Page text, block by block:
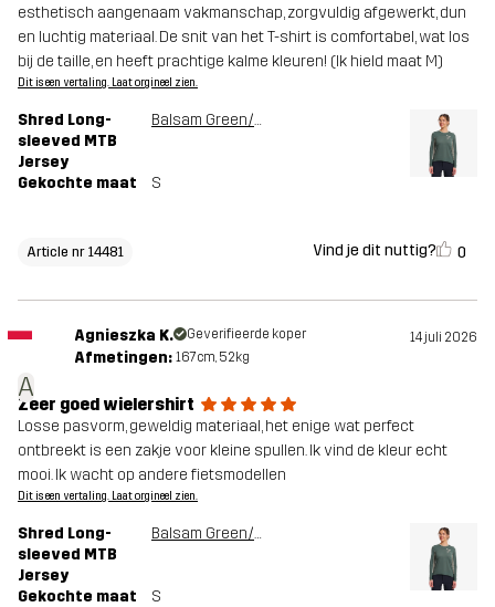
esthetisch aangenaam vakmanschap, zorgvuldig afgewerkt, dun
en luchtig materiaal. De snit van het T-shirt is comfortabel, wat los
bij de taille, en heeft prachtige kalme kleuren! (Ik hield maat M)
Dit is een vertaling. Laat orgineel zien.
Shred Long-
sleeved MTB
Jersey
Balsam Green/Shadow
Gekochte maat S
Article nr 14481 Vind je dit nuttig? 0
A
Agnieszka K. Geverifieerde koper 14 juli 2026
Afmetingen: 167cm, 52kg
Zeer goed wielershirt
Losse pasvorm, geweldig materiaal, het enige wat perfect
ontbreekt is een zakje voor kleine spullen. Ik vind de kleur echt
mooi. Ik wacht op andere fietsmodellen
Dit is een vertaling. Laat orgineel zien.
Shred Long-
sleeved MTB
Jersey
Balsam Green/Shadow
Gekochte maat S